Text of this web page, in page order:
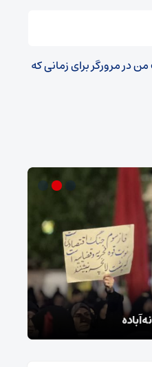
در مرورگر برای زمانی که